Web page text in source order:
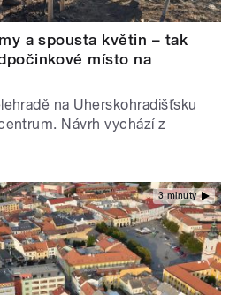
a spousta květin – tak
místo na
na Uherskohradišťsku
Návrh vychází z
3 minuty